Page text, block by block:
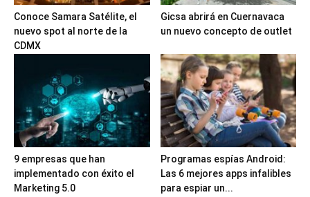
Conoce Samara Satélite, el
nuevo spot al norte de la
CDMX
Gicsa abrirá en Cuernavaca
un nuevo concepto de outlet
9 empresas que han
implementado con éxito el
Marketing 5.0
Programas espías Android:
Las 6 mejores apps infalibles
para espiar un...